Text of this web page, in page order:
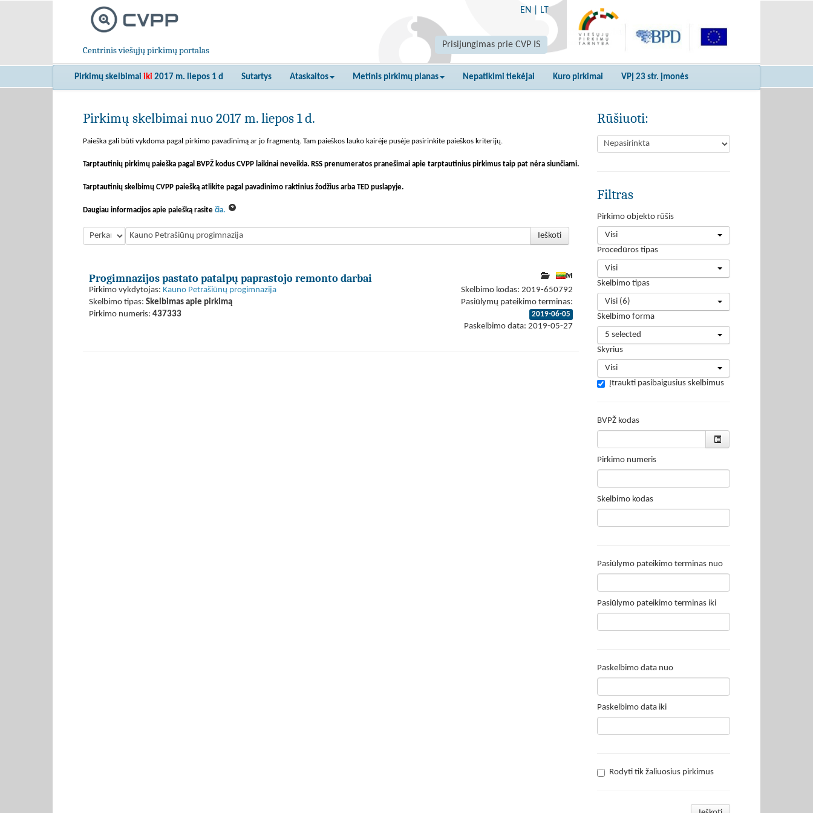
Centrinis viešųjų pirkimų portalas
EN LT
Prisijungimas prie CVP IS
Pirkimų skelbimai iki 2017 m. liepos 1 d Sutartys Ataskaitos Metinis pirkimų planas Nepatikimi tiekėjai Kuro pirkimai VPĮ 23 str. įmonės
Pirkimų skelbimai nuo 2017 m. liepos 1 d.
Paieška gali būti vykdoma pagal pirkimo pavadinimą ar jo fragmentą. Tam paieškos lauko kairėje pusėje pasirinkite paieškos kriterijų.
Tarptautinių pirkimų paieška pagal BVPŽ kodus CVPP laikinai neveikia. RSS prenumeratos pranešimai apie tarptautinius pirkimus taip pat nėra siunčiami.
Tarptautinių skelbimų CVPP paiešką atlikite pagal pavadinimo raktinius žodžius arba TED puslapyje.
Daugiau informacijos apie paiešką rasite čia.
Ieškoti
Progimnazijos pastato patalpų paprastojo remonto darbai
Pirkimo vykdytojas: Kauno Petrašiūnų progimnazija
Skelbimo tipas: Skelbimas apie pirkimą
Pirkimo numeris: 437333
Skelbimo kodas: 2019-650792
Pasiūlymų pateikimo terminas:
2019-06-05
Paskelbimo data: 2019-05-27
Rūšiuoti:
Filtras
Pirkimo objekto rūšis
Visi
Procedūros tipas
Visi
Skelbimo tipas
Visi (6)
Skelbimo forma
5 selected
Skyrius
Visi
Įtraukti pasibaigusius skelbimus
BVPŽ kodas
Pirkimo numeris
Skelbimo kodas
Pasiūlymo pateikimo terminas nuo
Pasiūlymo pateikimo terminas iki
Paskelbimo data nuo
Paskelbimo data iki
Rodyti tik žaliuosius pirkimus